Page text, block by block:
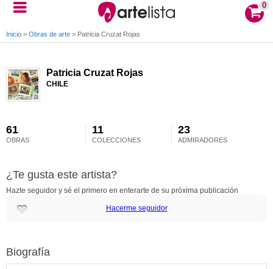
0
Inicio > Obras de arte > Patricia Cruzat Rojas
Patricia Cruzat Rojas
CHILE
61
OBRAS
11
COLECCIONES
23
ADMIRADORES
¿Te gusta este artista?
Hazte seguidor y sé el primero en enterarte de su próxima publicación
Hacerme seguidor
Biografía